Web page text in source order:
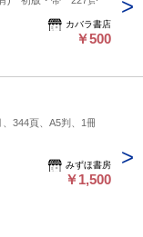
カバラ書店
￥500
344頁、A5判、1冊
みずほ書房
￥1,500